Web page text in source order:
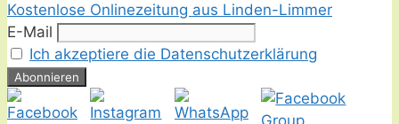
Kostenlose Onlinezeitung aus Linden-Limmer
E-Mail
Ich akzeptiere die Datenschutzerklärung